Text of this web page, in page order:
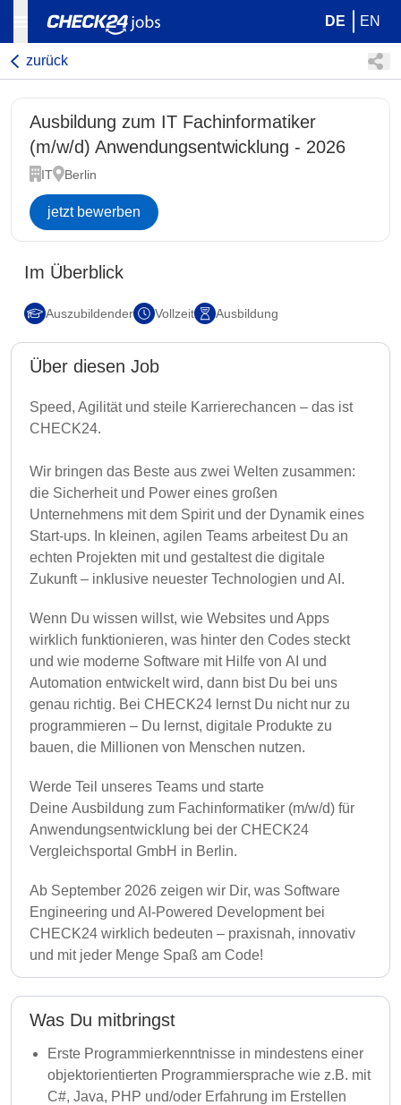
DE EN
zurück
Ausbildung zum IT Fachinformatiker
(m/w/d) Anwendungsentwicklung - 2026
IT Berlin
jetzt bewerben
Im Überblick
Auszubildender Vollzeit Ausbildung
Über diesen Job
Speed, Agilität und steile Karrierechancen – das ist
CHECK24.
Wir bringen das Beste aus zwei Welten zusammen:
die Sicherheit und Power eines großen
Unternehmens mit dem Spirit und der Dynamik eines
Start-ups. In kleinen, agilen Teams arbeitest Du an
echten Projekten mit und gestaltest die digitale
Zukunft – inklusive neuester Technologien und AI.
Wenn Du wissen willst, wie Websites und Apps
wirklich funktionieren, was hinter den Codes steckt
und wie moderne Software mit Hilfe von AI und
Automation entwickelt wird, dann bist Du bei uns
genau richtig. Bei CHECK24 lernst Du nicht nur zu
programmieren – Du lernst, digitale Produkte zu
bauen, die Millionen von Menschen nutzen.
Werde Teil unseres Teams und starte
Deine Ausbildung zum Fachinformatiker (m/w/d) für
Anwendungsentwicklung bei der CHECK24
Vergleichsportal GmbH in Berlin.
Ab September 2026 zeigen wir Dir, was Software
Engineering und AI-Powered Development bei
CHECK24 wirklich bedeuten – praxisnah, innovativ
und mit jeder Menge Spaß am Code!
Was Du mitbringst
Erste Programmierkenntnisse in mindestens einer
objektorientierten Programmiersprache wie z.B. mit
C#, Java, PHP und/oder Erfahrung im Erstellen